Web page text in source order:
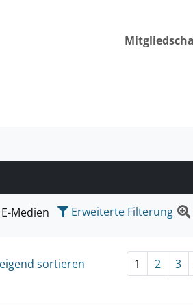
suchen wollen.
E-Medien Erweiterte Filterung
sortieren 1 2 3